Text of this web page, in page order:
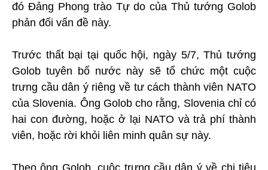
đó Đảng Phong trào Tự do của Thủ tướng Golob
phản đối vấn đề này.
Trước thất bại tại quốc hội, ngày 5/7, Thủ tướng
Golob tuyên bố nước này sẽ tổ chức một cuộc
trưng cầu dân ý riêng về tư cách thành viên NATO
của Slovenia. Ông Golob cho rằng, Slovenia chỉ có
hai con đường, hoặc ở lại NATO và trả phí thành
viên, hoặc rời khỏi liên minh quân sự này.